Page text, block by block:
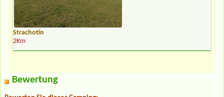
Strachotín
2Km
Bewertung